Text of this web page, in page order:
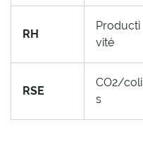
RH
Producti
vité
RSE
CO2/coli
s